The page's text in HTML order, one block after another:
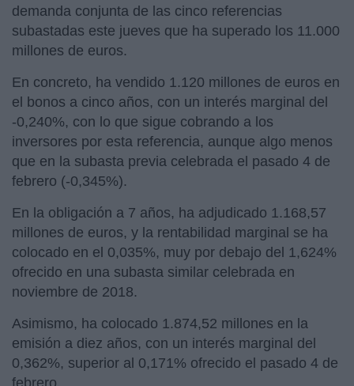
demanda conjunta de las cinco referencias
subastadas este jueves que ha superado los 11.000
millones de euros.
En concreto, ha vendido 1.120 millones de euros en
el bonos a cinco años, con un interés marginal del
-0,240%, con lo que sigue cobrando a los
inversores por esta referencia, aunque algo menos
que en la subasta previa celebrada el pasado 4 de
febrero (-0,345%).
En la obligación a 7 años, ha adjudicado 1.168,57
millones de euros, y la rentabilidad marginal se ha
colocado en el 0,035%, muy por debajo del 1,624%
ofrecido en una subasta similar celebrada en
noviembre de 2018.
Asimismo, ha colocado 1.874,52 millones en la
emisión a diez años, con un interés marginal del
0,362%, superior al 0,171% ofrecido el pasado 4 de
febrero.